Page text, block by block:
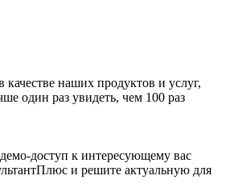
наших продуктов и услуг,
один раз увидеть, чем 100 раз
доступ к интересующему вас
и решите актуальную для